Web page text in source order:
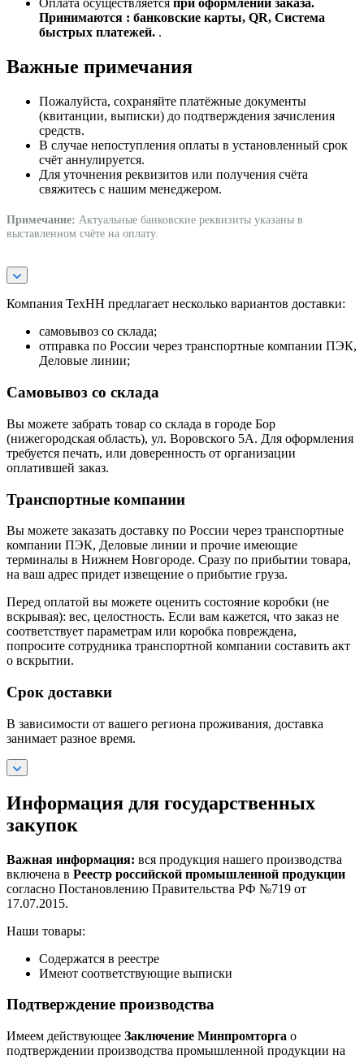
Оплата осуществляется при оформлении заказа.
Принимаются : банковские карты, QR, Система
быстрых платежей. .
Важные примечания
Пожалуйста, сохраняйте платёжные документы
(квитанции, выписки) до подтверждения зачисления
средств.
В случае непоступления оплаты в установленный срок
счёт аннулируется.
Для уточнения реквизитов или получения счёта
свяжитесь с нашим менеджером.
Примечание: Актуальные банковские реквизиты указаны в
выставленном счёте на оплату.
Компания ТехНН предлагает несколько вариантов доставки:
самовывоз со склада;
отправка по России через транспортные компании ПЭК,
Деловые линии;
Самовывоз со склада
Вы можете забрать товар со склада в городе Бор
(нижегородская область), ул. Воровского 5А. Для оформления
требуется печать, или доверенность от организации
оплатившей заказ.
Транспортные компании
Вы можете заказать доставку по России через транспортные
компании ПЭК, Деловые линии и прочие имеющие
терминалы в Нижнем Новгороде. Сразу по прибытии товара,
на ваш адрес придет извещение о прибытие груза.
Перед оплатой вы можете оценить состояние коробки (не
вскрывая): вес, целостность. Если вам кажется, что заказ не
соответствует параметрам или коробка повреждена,
попросите сотрудника транспортной компании составить акт
о вскрытии.
Срок доставки
В зависимости от вашего региона проживания, доставка
занимает разное время.
Информация для государственных
закупок
Важная информация: вся продукция нашего производства
включена в Реестр российской промышленной продукции
согласно Постановлению Правительства РФ №719 от
17.07.2015.
Наши товары:
Содержатся в реестре
Имеют соответствующие выписки
Подтверждение производства
Имеем действующее Заключение Минпромторга о
подтверждении производства промышленной продукции на